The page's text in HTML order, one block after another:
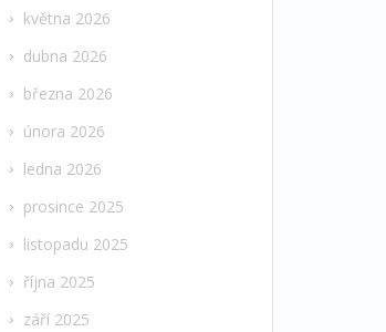
května 2026
dubna 2026
března 2026
února 2026
ledna 2026
prosince 2025
listopadu 2025
října 2025
září 2025